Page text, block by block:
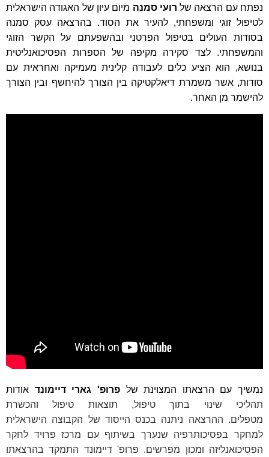
נפתח עם הרצאה של רועי סמנה מיום עיון של האגודה הישראלית
לטיפול זוגי ומשפחתי,להעיר את הסוד. בהרצאה עסק סמנה
בסודות העולים בטיפול הפרטני ובהשפעתם על הקשר הזוגי
והמשפחתי. לצד סקירה מקיפה של הספרות הפסיכואנליטית
בנושא, הוא הציע כלים לעבודה קלינית מעמיקה ואחראית עם
סודות, אשר משמרת דיאלקטיקה בין הצורך להיחשף ובין הצורך
להישמר מן האחר.
נמשיך עם הרצאתו המצוינת שלפרופ' גארי דיימונד אודות
תהליכי שינוי בתוך טיפול, תוצאות טיפול והכשרת
מטפלים. ההרצאה ניתנה בכנס הייסוד של הקבוצה הישראלית
למחקר בפסיכותרפיה שנערך בשיתוף עם מרכז פרויד לחקר
הפסיכואנליזה ומכון מפרשים. פרופ' דיימונד התמקד בהרצאתו